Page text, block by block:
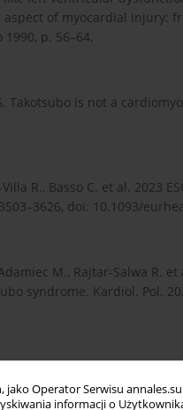
jako Operator Serwisu
informacji o
aspect of myocardial injury:
p. 56–64.
Takotsubo is not a
R., Basso C. et al. 2023
doi: 10.1093/
M., Rajtar-Salwa R.
syndrome. Kardiol. Pol.
substernal pain and
10.1056/